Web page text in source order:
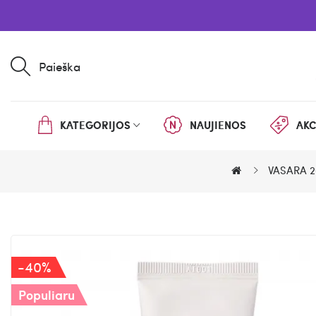
Paieška
KATEGORIJOS NAUJIENOS
VASARA
-40%
Populiaru